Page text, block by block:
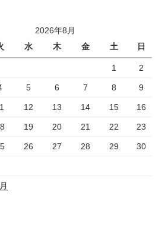
2026年8月
水 木 金 土 日
1 2
5 6 7 8 9
12 13 14 15 16
19 20 21 22 23
26 27 28 29 30